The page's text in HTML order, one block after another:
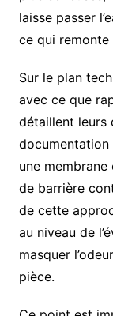
laisse passer
ce qui remonte
Sur le plan
avec ce que
détaillent leurs
documentation
une
de barrière
de cette
au niveau de
masquer
pièce.